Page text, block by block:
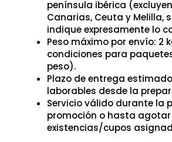
península ibérica
Canarias, Ceuta y Melilla,
indique expresamente lo
Peso máximo por envío: 2
condiciones para
peso).
Plazo de entrega
laborables desde la
Servicio válido durante la
promoción o hasta agotar
existencias/cupos